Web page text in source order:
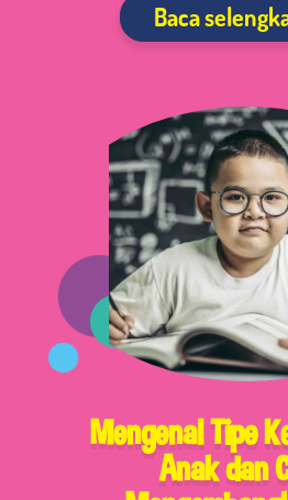
Baca
Mengenal Tipe
Anak dan